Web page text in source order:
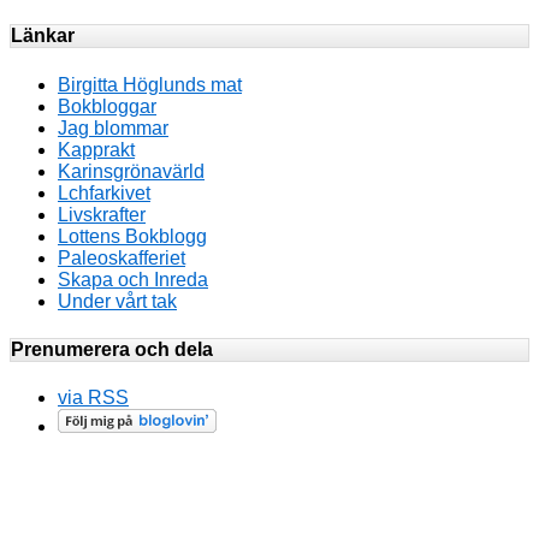
Länkar
Birgitta Höglunds mat
Bokbloggar
Jag blommar
Kapprakt
Karinsgrönavärld
Lchfarkivet
Livskrafter
Lottens Bokblogg
Paleoskafferiet
Skapa och Inreda
Under vårt tak
Prenumerera och dela
via RSS